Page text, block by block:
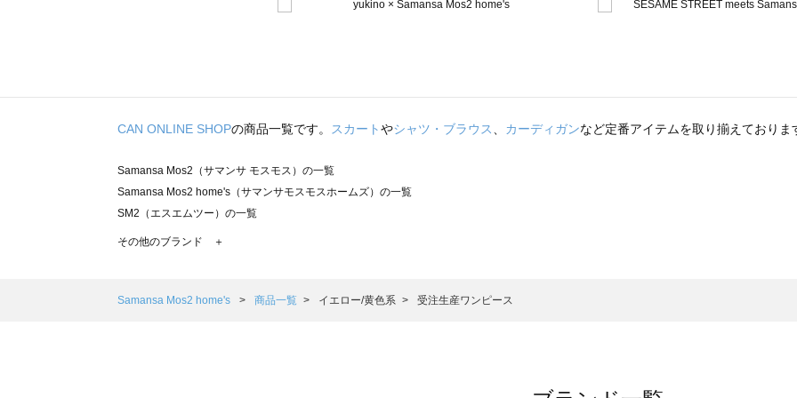
CAN ONLINE SHOPの商品一覧です。 スカートやシャツ・ブラウス、 カーディガンなど定番アイテムを取り揃えておりま
Samansa Mos2（サマンサ モスモス）の一覧
Samansa Mos2 home's（サマンサモスモスホームズ）の一覧
SM2（エスエムツー）の一覧
TSUHARU by Samansa Mos2（ツハルバイサマンサモスモス）の一覧
Samansa Mos2 Lagom（サマンサモスモス ラーゴム）の一覧
その他のブランド ＋
Samansa Mos2 home's 商品一覧 イエロー/黄色系 受注生産ワンピース